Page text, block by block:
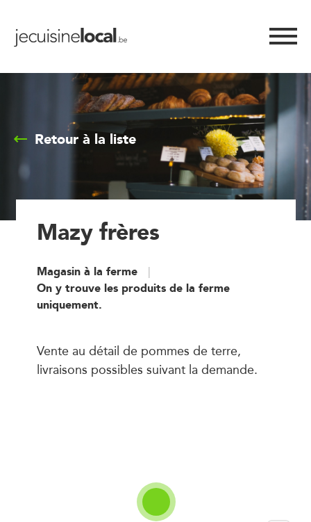
Retour à la liste
Mazy frères
Magasin à la ferme
On y trouve les produits de la ferme
uniquement.
Vente au détail de pommes de terre,
livraisons possibles suivant la demande.